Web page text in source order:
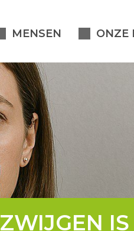
MENSEN ONZE
ZWIJGEN